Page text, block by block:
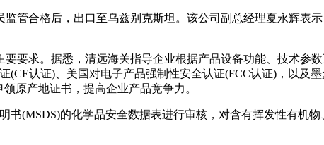
合格后，出口至乌兹别克斯坦。该公司副总经理夏永辉表
求。据悉，清远海关指导企业根据产品设备功能、技术参
认证)、美国对电子产品强制性安全认证(FCC认证)，以及
原产地证书，提高企业产品竞争力。
(MSDS)的化学品安全数据表进行审核，对含有挥发性有机